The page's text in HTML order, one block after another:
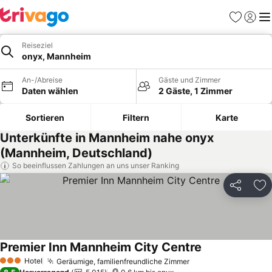
Favoriten
Reiseziel
onyx, Mannheim
An-/Abreise
Daten wählen
Gäste und Zimmer
2 Gäste, 1 Zimmer
Sortieren Filtern Karte
Unterkünfte in Mannheim nahe onyx
(Mannheim, Deutschland)
So beeinflussen Zahlungen an uns unser Ranking
Teilen
3 SterneHotel Geräumige, familienfreundliche ZimmerPreise sehen
Premier Inn Mannheim City Centre